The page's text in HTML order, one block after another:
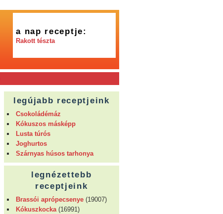
a nap receptje:
Rakott tészta
legújabb receptjeink
Csokoládémáz
Kókuszos másképp
Lusta túrós
Joghurtos
Szárnyas húsos tarhonya
legnézettebb
receptjeink
Brassói aprópecsenye (19007)
Kókuszkocka(16991)